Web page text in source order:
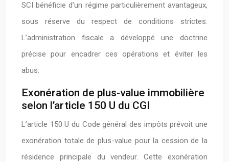
SCI bénéficie d’un régime particulièrement avantageux,
sous réserve du respect de conditions strictes.
L’administration fiscale a développé une doctrine
précise pour encadrer ces opérations et éviter les
abus.
Exonération de plus-value immobilière
selon l’article 150 U du CGI
L’article 150 U du Code général des impôts prévoit une
exonération totale de plus-value pour la cession de la
résidence principale du vendeur. Cette exonération